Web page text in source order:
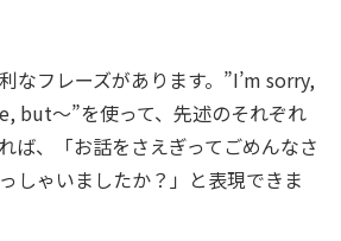
なフレーズがあります。”I’m sorry,
but〜”を使って、先述のそれぞれ
ば、「お話をさえぎってごめんなさ
しゃいましたか？」と表現できま